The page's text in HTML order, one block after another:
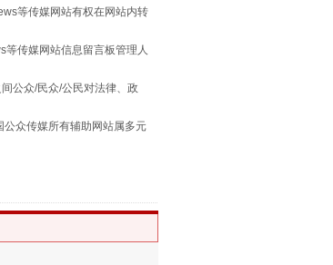
整治午间酒驾
等传媒网站有权在网站内转
传媒网站信息留言板管理人
公众/民众/公民对法律、政
众传媒所有辅助网站属多元